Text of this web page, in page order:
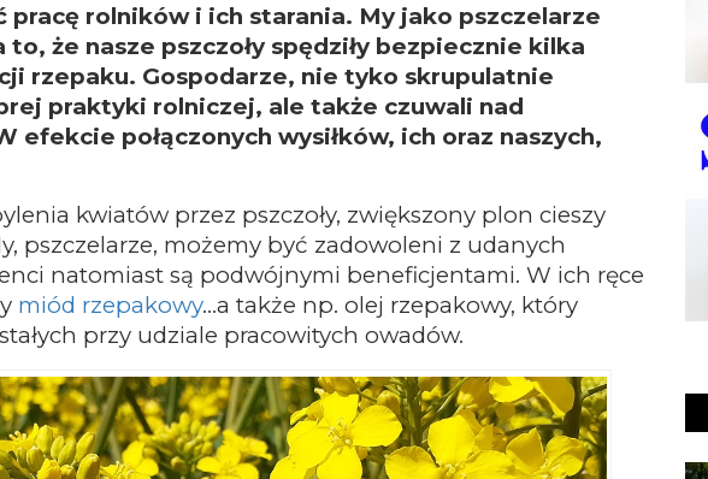
pracę rolników i ich starania. My jako pszczelarze
że nasze pszczoły spędziły bezpiecznie kilka
rzepaku. Gospodarze, nie tyko skrupulatnie
praktyki rolniczej, ale także czuwali nad
efekcie połączonych wysiłków, ich oraz naszych,
kwiatów przez pszczoły, zwiększony plon cieszy
pszczelarze, możemy być zadowoleni z udanych
natomiast są podwójnymi beneficjentami. W ich ręce
miód rzepakowy…a także np. olej rzepakowy, który
przy udziale pracowitych owadów.